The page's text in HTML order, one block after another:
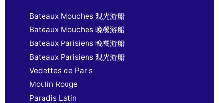
Bateaux Mouches 观光游船
Bateaux Mouches 晚餐游船
Bateaux Parisiens 晚餐游船
Bateaux Parisiens 观光游船
Vedettes de Paris
Moulin Rouge
Paradis Latin